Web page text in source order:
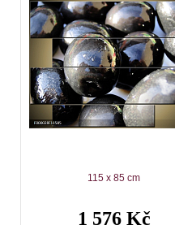
115 x 85 cm
1 576 Kč